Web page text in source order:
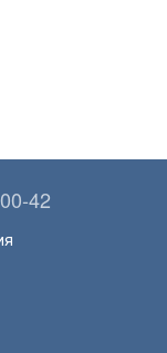
42